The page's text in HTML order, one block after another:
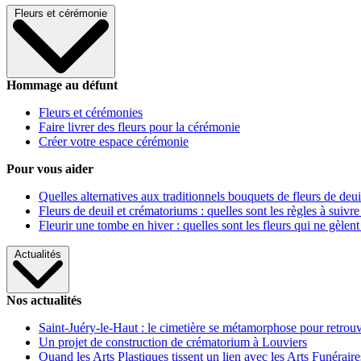
Fleurs et cérémonie
Hommage au défunt
Fleurs et cérémonies
Faire livrer des fleurs pour la cérémonie
Créer votre espace cérémonie
Pour vous aider
Quelles alternatives aux traditionnels bouquets de fleurs de
Fleurs de deuil et crématoriums : quelles sont les règles à
Fleurir une tombe en hiver : quelles sont les fleurs qui ne gèlent
Actualités
Nos actualités
Saint-Juéry-le-Haut : le cimetière se métamorphose pour
Un projet de construction de crématorium à Louviers
Quand les Arts Plastiques tissent un lien avec les Arts